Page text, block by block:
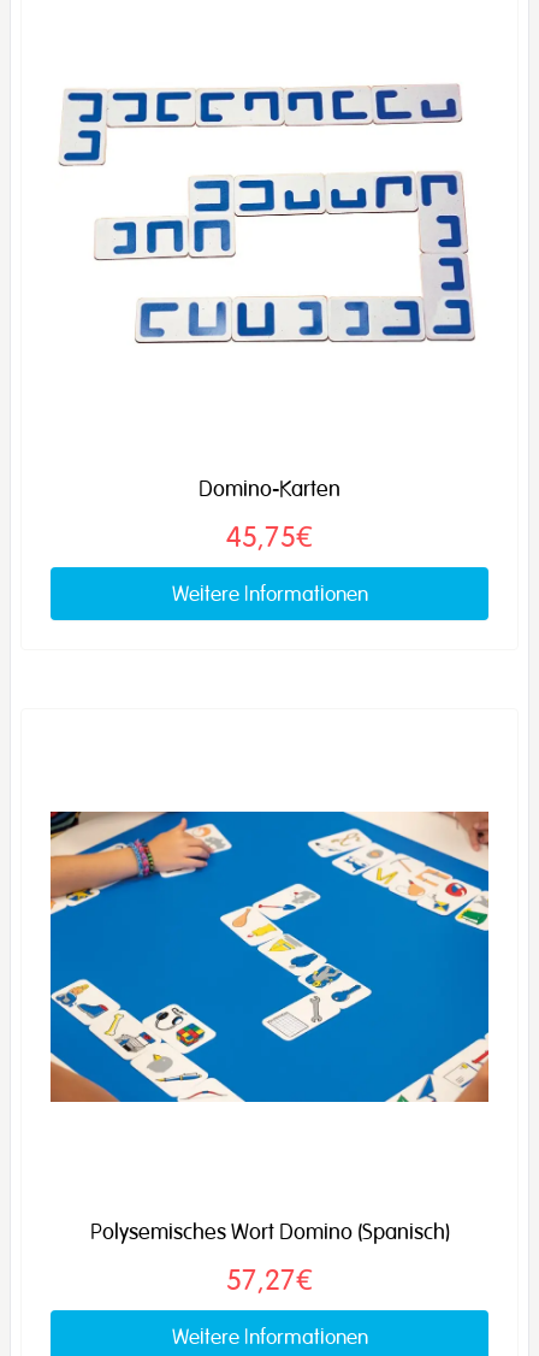
Domino-Karten
45,75€
Weitere Informationen
Polysemisches Wort Domino (Spanisch)
57,27€
Weitere Informationen